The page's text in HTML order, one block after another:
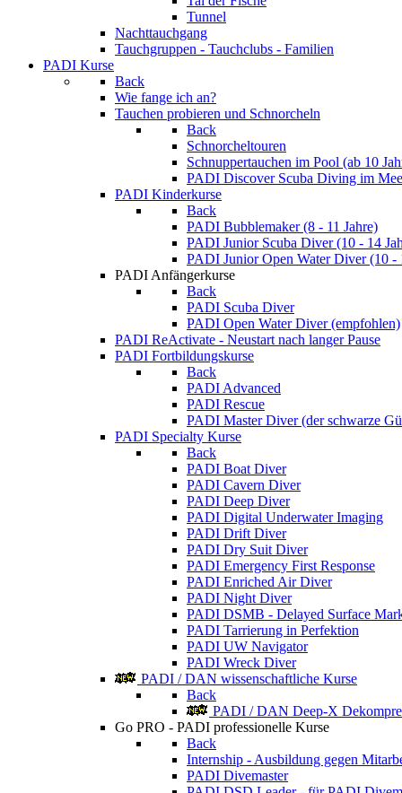
Tunnel
Nachttauchgang
Tauchgruppen - Tauchclubs - Familien
PADI Kurse
Back
Wie fange ich an?
Tauchen probieren und Schnorcheln
Back
Schnorcheltouren
Schnuppertauchen im Pool (ab 10
PADI Discover Scuba Diving im
PADI Kinderkurse
Back
PADI Bubblemaker (8 - 11 Jahre)
PADI Junior Scuba Diver (10 - 14
PADI Junior Open Water Diver (10 -
PADI Anfängerkurse
Back
PADI Scuba Diver
PADI Open Water Diver (empfohlen)
PADI ReActivate - Neustart nach langer Pause
PADI Fortbildungskurse
Back
PADI Advanced
PADI Rescue
PADI Master Diver (der schwarze
PADI Specialty Kurse
Back
PADI Boat Diver
PADI Cavern Diver
PADI Deep Diver
PADI Digital Underwater Imaging
PADI Drift Diver
PADI Dry Suit Diver
PADI Emergency First Response
PADI Enriched Air Diver
PADI Night Diver
PADI DSMB - Delayed Surface
PADI Tarrierung in Perfektion
PADI UW Navigator
PADI Wreck Diver
PADI / DAN wissenschaftliche Kurse
Back
PADI / DAN Deep-X
Go PRO - PADI professionelle Kurse
Back
Internship - Ausbildung gegen
PADI Divemaster